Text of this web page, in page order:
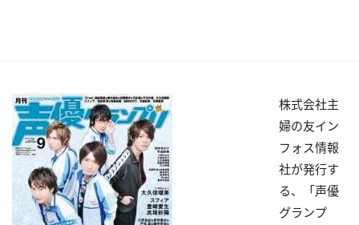
株式会社主
婦の友イン
フォス情報
社が発行す
る、「声優
グランプ